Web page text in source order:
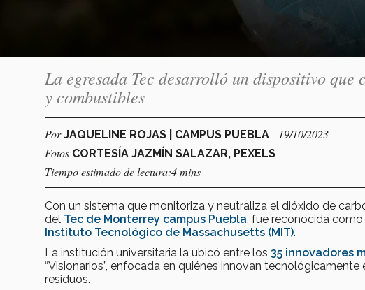
La egresada Tec desarrolló un dispositivo
y combustibles
PorJAQUELINE ROJAS | CAMPUS PUEBLA - 19/10/2023
Fotos CORTESÍA JAZMÍN SALAZAR, PEXELS
Tiempo estimado de lectura:4 mins
Con un sistema que monitoriza y neutraliza el dióxido de
del Tec de Monterrey campus Puebla , fue reconocida
Instituto Tecnológico de Massachusetts (MIT).
La institución universitaria la ubicó entre los 35 innovadores
“Visionarios”, enfocada en quiénes innovan
residuos.